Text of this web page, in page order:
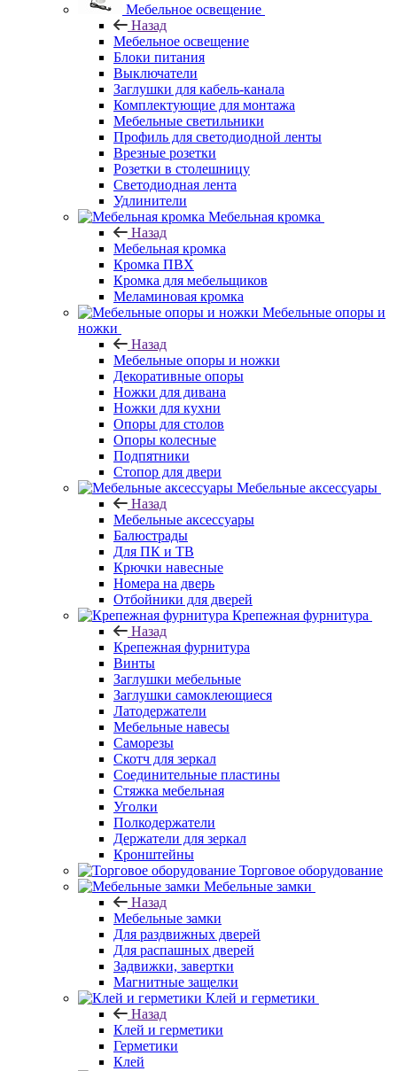
Мебельное освещение
Назад
Мебельное освещение
Блоки питания
Выключатели
Заглушки для кабель-канала
Комплектующие для монтажа
Мебельные светильники
Профиль для светодиодной ленты
Врезные розетки
Розетки в столешницу
Светодиодная лента
Удлинители
Мебельная кромка
Назад
Мебельная кромка
Кромка ПВХ
Кромка для мебельщиков
Меламиновая кромка
Мебельные опоры и
ножки
Назад
Мебельные опоры и ножки
Декоративные опоры
Ножки для дивана
Ножки для кухни
Опоры для столов
Опоры колесные
Подпятники
Стопор для двери
Мебельные аксессуары
Назад
Мебельные аксессуары
Балюстрады
Для ПК и ТВ
Крючки навесные
Номера на дверь
Отбойники для дверей
Крепежная фурнитура
Назад
Крепежная фурнитура
Винты
Заглушки мебельные
Заглушки самоклеющиеся
Латодержатели
Мебельные навесы
Саморезы
Скотч для зеркал
Соединительные пластины
Стяжка мебельная
Уголки
Полкодержатели
Держатели для зеркал
Кронштейны
Торговое оборудование
Мебельные замки
Назад
Мебельные замки
Для раздвижных дверей
Для распашных дверей
Задвижки, завертки
Магнитные защелки
Клей и герметики
Назад
Клей и герметики
Герметики
Клей